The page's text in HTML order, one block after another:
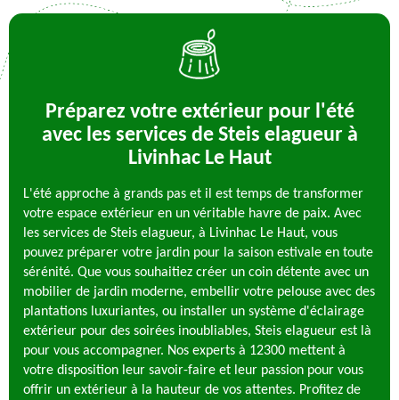
Préparez votre extérieur pour l'été
avec les services de Steis elagueur à
Livinhac Le Haut
L'été approche à grands pas et il est temps de transformer
votre espace extérieur en un véritable havre de paix. Avec
les services de Steis elagueur, à Livinhac Le Haut, vous
pouvez préparer votre jardin pour la saison estivale en toute
sérénité. Que vous souhaitiez créer un coin détente avec un
mobilier de jardin moderne, embellir votre pelouse avec des
plantations luxuriantes, ou installer un système d'éclairage
extérieur pour des soirées inoubliables, Steis elagueur est là
pour vous accompagner. Nos experts à 12300 mettent à
votre disposition leur savoir-faire et leur passion pour vous
offrir un extérieur à la hauteur de vos attentes. Profitez de